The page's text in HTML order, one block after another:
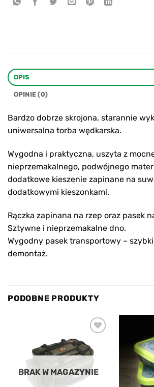
OPIS
OPINIE (0)
Bardzo dobrze skrojona, starannie
uniwersalna torba wędkarska.
Wygodna i praktyczna, uszyta z
nieprzemakalnego, podwójnego
dodatkowe kieszenie zapinane na
dodatkowymi kieszonkami.
Rączka zapinana na rzep oraz pasek
Sztywne i nieprzemakalne dno.
Wygodny pasek transportowy –
demontaż.
PODOBNE PRODUKTY
Add to
wishlist
BRAK W MAGAZYNIE